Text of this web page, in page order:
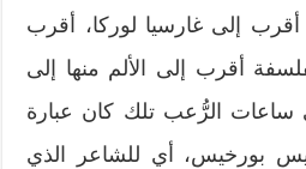
إلى غارسيا لوركا، أقرب
أقرب إلى الألم منها إلى
ساعات الرُّعب تلك كان عبارة
بورخيس، أي للشاعر الذي